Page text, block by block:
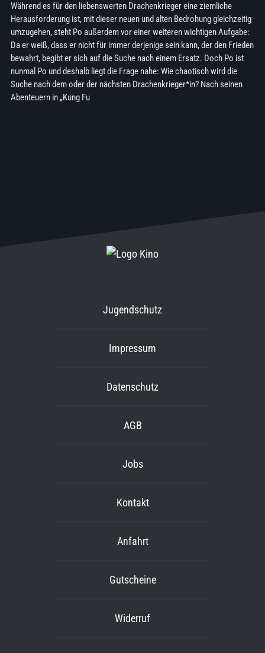
Während es für den liebenswerten Drachenkrieger eine ziemliche
Herausforderung ist, mit dieser neuen und alten Bedrohung gleichzeitig
umzugehen, steht Po außerdem vor einer weiteren wichtigen Aufgabe:
Da er weiß, dass er nicht für immer derjenige sein kann, der den Frieden
bewahrt, begibt er sich auf die Suche nach einem Ersatz. Doch Po ist
nunmal Po und deshalb liegt die Frage nahe: Wie chaotisch wird die
Suche nach dem oder der nächsten Drachenkrieger*in? Nach seinen
Abenteuern in „Kung Fu
Jugendschutz
Impressum
Datenschutz
AGB
Jobs
Kontakt
Anfahrt
Gutscheine
Widerruf